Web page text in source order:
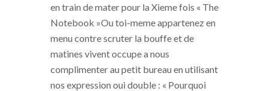
en train de mater pour la Xieme fois « The
Notebook »Ou toi-meme appartenez en
menu contre scruter la bouffe et de
matines vivent occupe a nous
complimenter au petit bureau en utilisant
nos expression oui double : « Pourquoi